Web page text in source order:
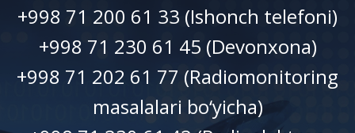
+998 71 200 61 33 (Ishonch telefoni)
+998 71 230 61 45 (Devonxonа)
+998 71 202 61 77 (Radiomonitoring
masalalari bo‘yicha)